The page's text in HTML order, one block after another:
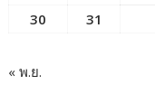
30
31
« พ.ย.